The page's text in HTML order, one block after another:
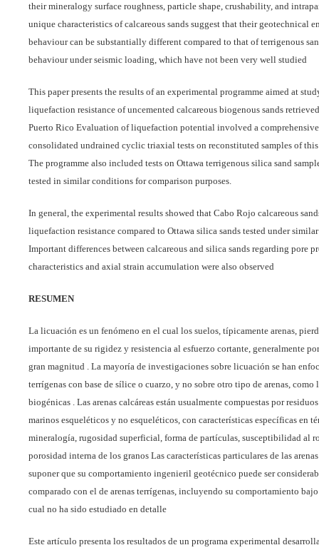
their mineralogy surface roughness, particle shape, crushability, and
unique characteristics of calcareous sands suggest that their geotechnical
behaviour can be substantially different compared to that of terrigenous
behaviour under seismic loading, which have not been very well studied
This paper presents the results of an experimental programme aimed at
liquefaction resistance of uncemented calcareous biogenous sands
Puerto Rico Evaluation of liquefaction potential involved a
consolidated undrained cyclic triaxial tests on reconstituted samples of this
The programme also included tests on Ottawa terrigenous silica sand
tested in similar conditions for comparison purposes.
In general, the experimental results showed that Cabo Rojo calcareous
liquefaction resistance compared to Ottawa silica sands tested under
Important differences between calcareous and silica sands regarding pore
characteristics and axial strain accumulation were also observed
RESUMEN
La licuación es un fenómeno en el cual los suelos, típicamente arenas,
importante de su rigidez y resistencia al esfuerzo cortante, generalmente
gran magnitud . La mayoría de investigaciones sobre licuación se han
terrígenas con base de sílice o cuarzo, y no sobre otro tipo de arenas, como
biogénicas . Las arenas calcáreas están usualmente compuestas por
marinos esqueléticos y no esqueléticos, con características específicas en
mineralogía, rugosidad superficial, forma de partículas, susceptibilidad al
porosidad interna de los granos Las características particulares de las
suponer que su comportamiento ingenieril geotécnico puede ser
comparado con el de arenas terrígenas, incluyendo su comportamiento
cual no ha sido estudiado en detalle
Este artículo presenta los resultados de un programa experimental